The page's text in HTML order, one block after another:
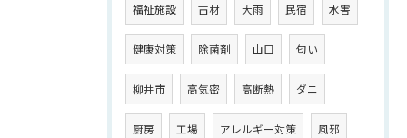
福祉施設 古材 大雨 民宿 水害
健康対策 除菌剤 山口 匂い
柳井市 高気密 高断熱 ダニ
厨房 工場 アレルギー対策 風邪